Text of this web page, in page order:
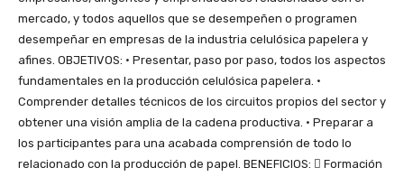
mercado, y todos aquellos que se desempeñen o programen
desempeñar en empresas de la industria celulósica papelera y
afines. OBJETIVOS: • Presentar, paso por paso, todos los aspectos
fundamentales en la producción celulósica papelera. •
Comprender detalles técnicos de los circuitos propios del sector y
obtener una visión amplia de la cadena productiva. • Preparar a
los participantes para una acabada comprensión de todo lo
relacionado con la producción de papel. BENEFICIOS:  Formación